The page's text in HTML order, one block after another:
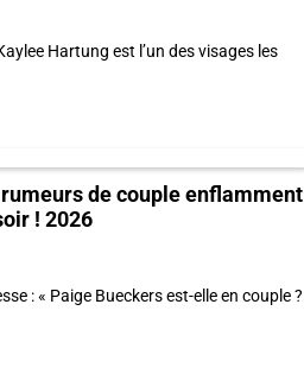
Hartung est l’un des visages les
de couple enflamment
! 2026
: « Paige Bueckers est-elle en couple ?